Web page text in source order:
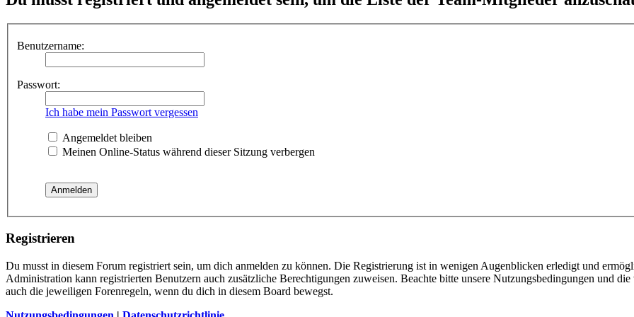
Benutzername:
Passwort:
Ich habe mein Passwort vergessen
Angemeldet bleiben
Meinen Online-Status während dieser Sitzung verbergen
Registrieren
Du musst in diesem Forum registriert sein, um dich anmelden zu können. Die Registrierung ist in wenigen Augenblicken erledigt und
Administration kann registrierten Benutzern auch zusätzliche Berechtigungen zuweisen. Beachte bitte unsere Nutzungsbedingungen und
auch die jeweiligen Forenregeln, wenn du dich in diesem Board bewegst.